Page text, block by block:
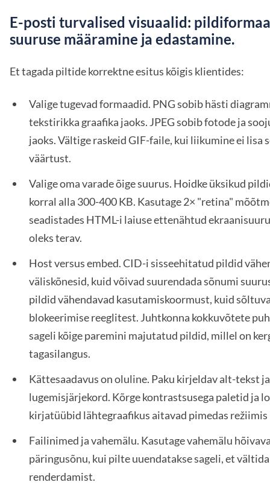
E-posti turvalised visuaalid:
suuruse määramine ja edastamine.
Et tagada piltide korrektne esitus kõigis klientides:
Valige tugevad formaadid. PNG sobib hästi
tekstirikka graafika jaoks. JPEG sobib fotode ja
jaoks. Vältige raskeid GIF-faile, kui liikumine ei lisa
väärtust.
Valige oma varade õige suurus. Hoidke üksikud
korral alla 300-400 KB. Kasutage 2× "retina"
seadistades HTML-i laiuse ettenähtud
oleks terav.
Host versus embed. CID-i sisseehitatud pildid
väliskõnesid, kuid võivad suurendada sõnumi
pildid vähendavad kasutamiskoormust, kuid
blokeerimise reeglitest. Juhtkonna kokkuvõtete
sageli kõige paremini majutatud pildid, millel on
tagasilangus.
Kättesaadavus on oluline. Paku kirjeldav alt-tekst
lugemisjärjekord. Kõrge kontrastsusega paletid ja
kirjatüübid lähtegraafikus aitavad pimedas
Failinimed ja vahemälu. Kasutage vahemälu
päringusõnu, kui pilte uuendatakse sageli, et
renderdamist.